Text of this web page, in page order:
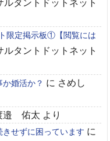
ルタントドットネット
限定掲示板①【閲覧には
ルタントドットネット
か婚活か？ に さめし
邉 佑太 より
きせずに困っています に